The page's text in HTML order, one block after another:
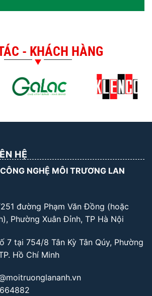
- KHÁCH HÀNG
HỆ
NGHỆ MÔI TRƯƠNG LAN
đường Phạm Văn Đồng (hoặc
Phường Xuân Đỉnh, TP Hà Nội
7 tại 754/8 Tân Kỳ Tân Qúy, Phường
Hồ Chí Minh